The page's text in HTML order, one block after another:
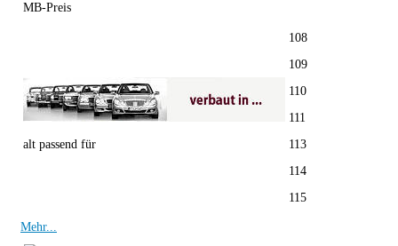
MB-Preis
alt passend für
108
109
110
111
113
114
115
Mehr...